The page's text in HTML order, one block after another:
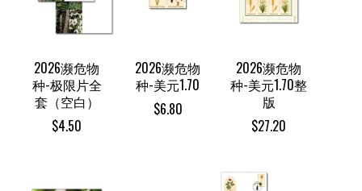
2026濒危物
种-极限片全
套（空白）
$4.50
2026濒危物
种-美元1.70
$6.80
2026濒危物
种-美元1.70整
版
$27.20